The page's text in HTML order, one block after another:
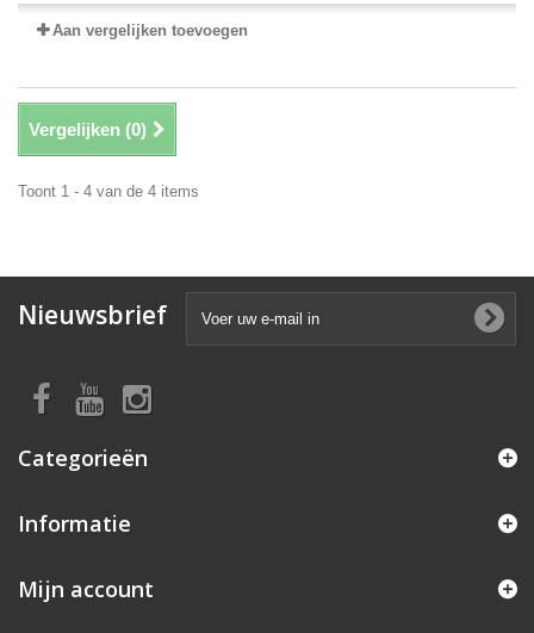
Aan vergelijken toevoegen
Vergelijken (0)
Toont 1 - 4 van de 4 items
Nieuwsbrief
Categorieën
Informatie
Mijn account